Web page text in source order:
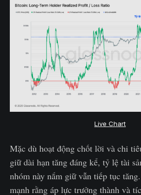
Live Chart
Mặc dù hoạt động chốt lời và chi
giữ dài hạn tăng đáng kể, tỷ lệ tài
nhóm này nắm giữ vẫn tiếp tục
mạnh rằng áp lực trưởng thành và